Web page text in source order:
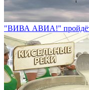
"ВИВА АВИА!"